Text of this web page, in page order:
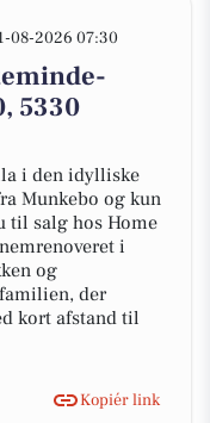
08-2026 07:30
5330
i den idylliske
Munkebo og kun
til salg hos Home
i
og
der
kort afstand til
Kopiér link